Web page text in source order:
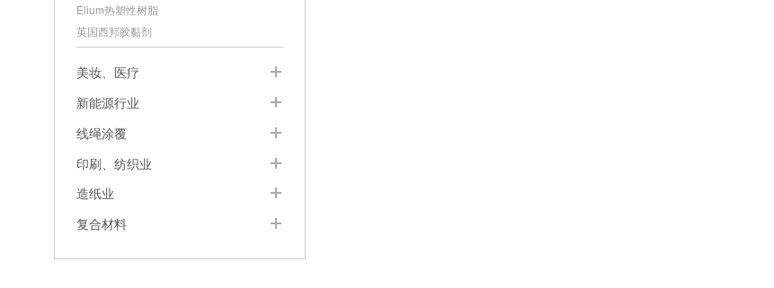
Elium热塑性树脂
英国西邦胶黏剂
美妆、医疗
新能源行业
线绳涂覆
印刷、纺织业
造纸业
复合材料